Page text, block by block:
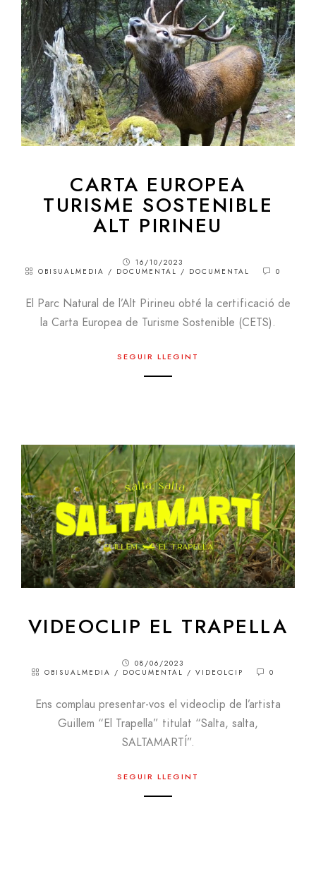
CARTA EUROPEA
TURISME SOSTENIBLE
ALT PIRINEU
16/10/2023
OBISUALMEDIA / DOCUMENTAL / DOCUMENTAL 0
El Parc Natural de l’Alt Pirineu obté la certificació de
la Carta Europea de Turisme Sostenible (CETS).
SEGUIR LLEGINT
VIDEOCLIP EL TRAPELLA
08/06/2023
OBISUALMEDIA / DOCUMENTAL / VIDEOLCIP 0
Ens complau presentar-vos el videoclip de l’artista
Guillem “El Trapella” titulat “Salta, salta,
SALTAMARTÍ”.
SEGUIR LLEGINT